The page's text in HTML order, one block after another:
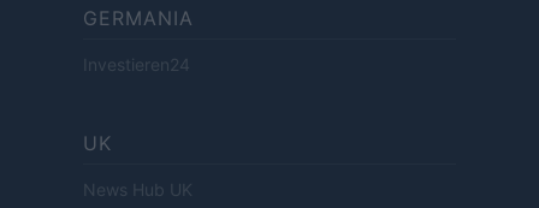
GERMANIA
Investieren24
UK
News Hub UK